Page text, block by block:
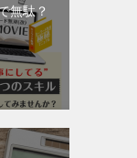
無駄？